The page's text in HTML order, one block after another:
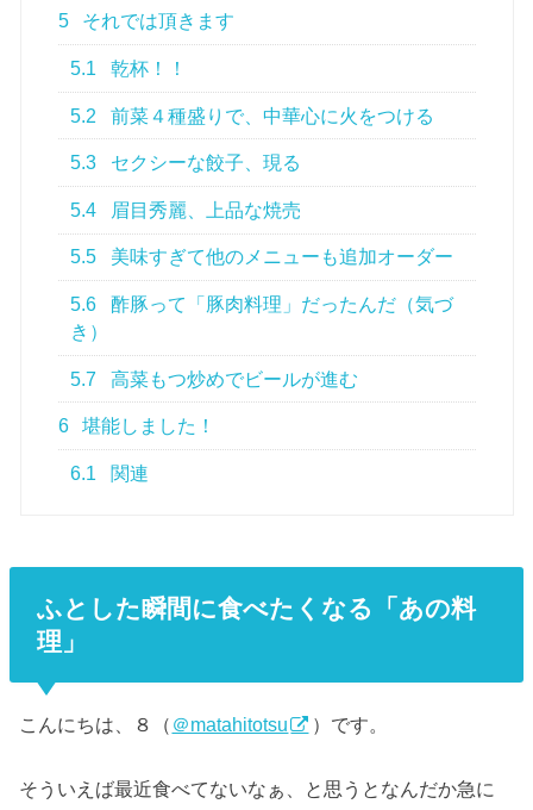
5 それでは頂きます
5.1 乾杯！！
5.2 前菜４種盛りで、中華心に火をつける
5.3 セクシーな餃子、現る
5.4 眉目秀麗、上品な焼売
5.5 美味すぎて他のメニューも追加オーダー
5.6
酢豚って「豚肉料理」だったんだ（気づ
き）
5.7 高菜もつ炒めでビールが進む
6 堪能しました！
6.1 関連
ふとした瞬間に食べたくなる「あの料
理」
こんにちは、８（ ＠matahitotsu ）です。
そういえば最近食べてないなぁ、と思うとなんだか急に